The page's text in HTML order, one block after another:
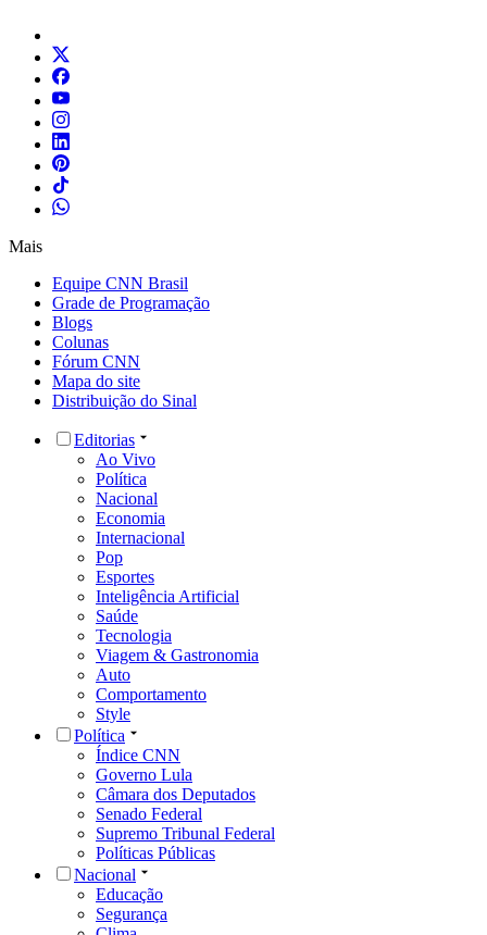
Mais
Equipe CNN Brasil
Grade de Programação
Blogs
Colunas
Fórum CNN
Mapa do site
Distribuição do Sinal
Editorias
Ao Vivo
Política
Nacional
Economia
Internacional
Pop
Esportes
Inteligência Artificial
Saúde
Tecnologia
Viagem & Gastronomia
Auto
Comportamento
Style
Política
Índice CNN
Governo Lula
Câmara dos Deputados
Senado Federal
Supremo Tribunal Federal
Políticas Públicas
Nacional
Educação
Segurança